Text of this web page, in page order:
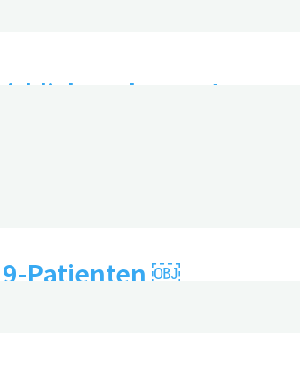
verbessert
Patienten ￼